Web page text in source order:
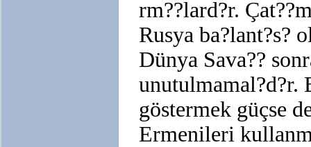
rm??lard?r.
Rusya ba?lant?s?
Dünya Sava??
unutulmamal?d?r.
göstermek güçse
Ermenileri